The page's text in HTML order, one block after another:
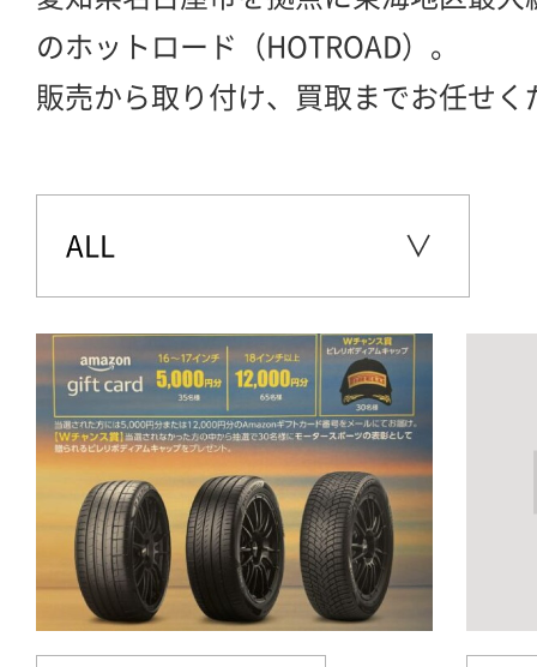
のホットロード（HOTROAD）。
販売から取り付け、買取までお任せく